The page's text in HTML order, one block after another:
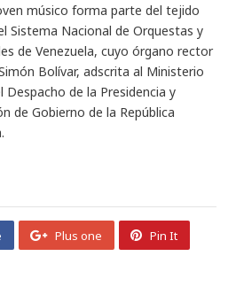
músico forma parte del tejido
Sistema Nacional de Orquestas y
de Venezuela, cuyo órgano rector
Bolívar, adscrita al Ministerio
Despacho de la Presidencia y
de Gobierno de la República
Plus one Pin It